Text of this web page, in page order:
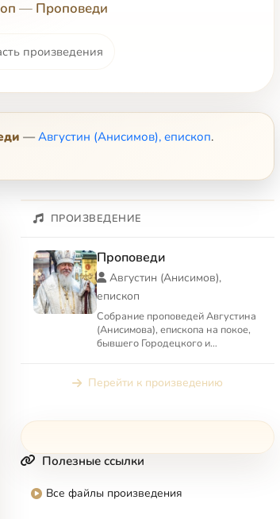
— Проповеди
произведения
— Августин (Анисимов), епископ.
ПРОИЗВЕДЕНИЕ
Проповеди
Августин (Анисимов),
епископ
Собрание проповедей Августина
(Анисимова), епископа на покое,
бывшего Городецкого и
Перейти к произведению
Полезные ссылки
Все файлы произведения